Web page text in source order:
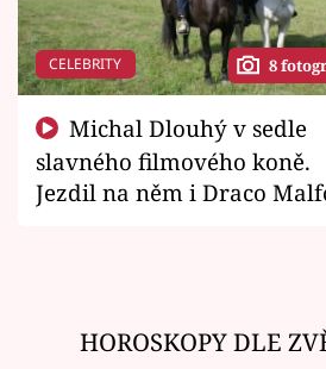
CELEBRITY 8
slavného filmového koně.
Jezdil na něm i Draco
HOROSKOPY DLE